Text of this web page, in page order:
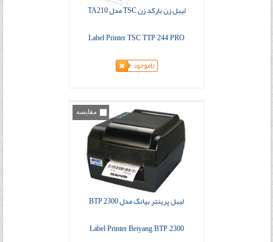
لیبل زن بارکد زن TSC مدل TA210
Label Printer TSC TTP 244 PRO
مقایسه
لیبل پرینتر بیانگ مدل BTP 2300
Label Printer Beiyang BTP 2300